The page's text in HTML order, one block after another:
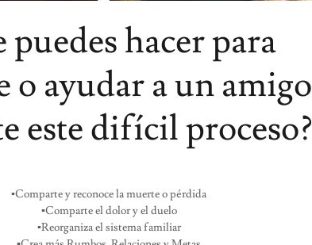
puedes hacer para
o ayudar a un amigo
este difícil proceso?
▪Comparte y reconoce la muerte o pérdida
▪Comparte el dolor y el duelo
▪Reorganiza el sistema familiar